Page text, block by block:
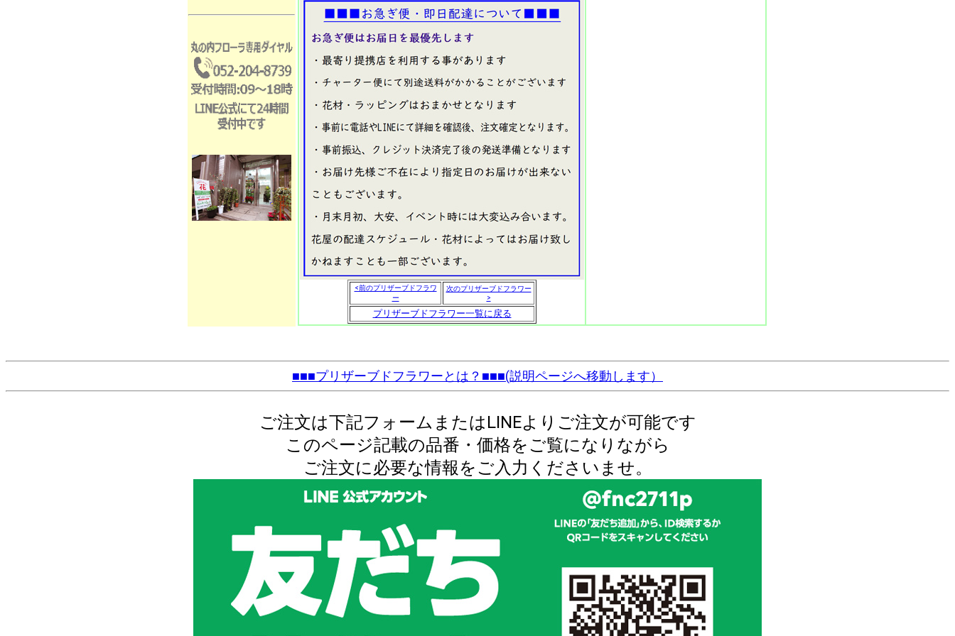
<前のプリザーブドフラワ
ー
次のプリザーブドフラワー
>
プリザーブドフラワー一覧に戻る
■■■プリザーブドフラワーとは？■■■(説明ページへ移動します）
ご注文は下記フォームまたはLINEよりご注文が可能です
このページ記載の品番・価格をご覧になりながら
ご注文に必要な情報をご入力くださいませ。